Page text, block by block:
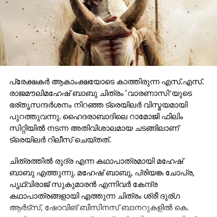
വാരണാസി 2027ൽ തിയേറ്ററുകളിലേക്കെത്തും. പി ആർ
ഓ ആൻഡ് മാർക്കറ്റിംഗ് സ്ട്രാറ്റജിസ്റ്റ് : പ്രതീഷ് ശേഖർ.
പ്രേക്ഷകര്‍ ആകാംക്ഷയോടെ കാത്തിരുന്ന എസ്.എസ്.
രാജമൗലിമഹേഷ് ബാബു ചിത്രം ‘വാരണാസി’യുടെ
ഭര്തൃസന്ദര്‍ശനം നിറഞ്ഞ ട്രെയിലര്‍ വിസ്മയമായി
പുറത്തുവന്നു. ഹൈദരാബാദിലെ റാമോജി ഫിലിം
സിറ്റിയില്‍ നടന്ന അതിവിശാലമായ ചടങ്ങിലാണ്
ട്രെയിലര്‍ റിലീസ് ചെയ്തത്.
ചിത്രത്തില്‍ രുദ്ര എന്ന കഥാപാത്രമായി മഹേഷ്
ബാബു എത്തുന്നു. മഹേഷ് ബാബു, പ്രിയങ്ക ചോപ്ര,
പൃഥ്വിരാജ് സുകുമാരന്‍ എന്നിവര്‍ കേന്ദ്ര
കഥാപാത്രങ്ങളായി എത്തുന്ന ചിത്രം ശ്രീ ദുര്ഗ
ആര്‍ട്‌സ്, ഷോവിങ് ബിസിനസ് ബാനറുകളില്‍ കെ.